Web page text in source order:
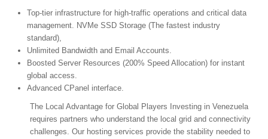
Top-tier infrastructure for high-traffic operations and critical data
management. NVMe SSD Storage (The fastest industry
standard),
Unlimited Bandwidth and Email Accounts.
Boosted Server Resources (200% Speed Allocation) for instant
global access.
Advanced CPanel interface.
The Local Advantage for Global Players Investing in Venezuela
requires partners who understand the local grid and connectivity
challenges. Our hosting services provide the stability needed to